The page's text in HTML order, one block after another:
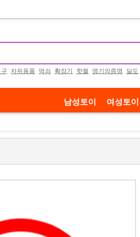
자위용품 먹쇠 확장기 핫젤 명기의증명 딜도
남성토이 여성토이